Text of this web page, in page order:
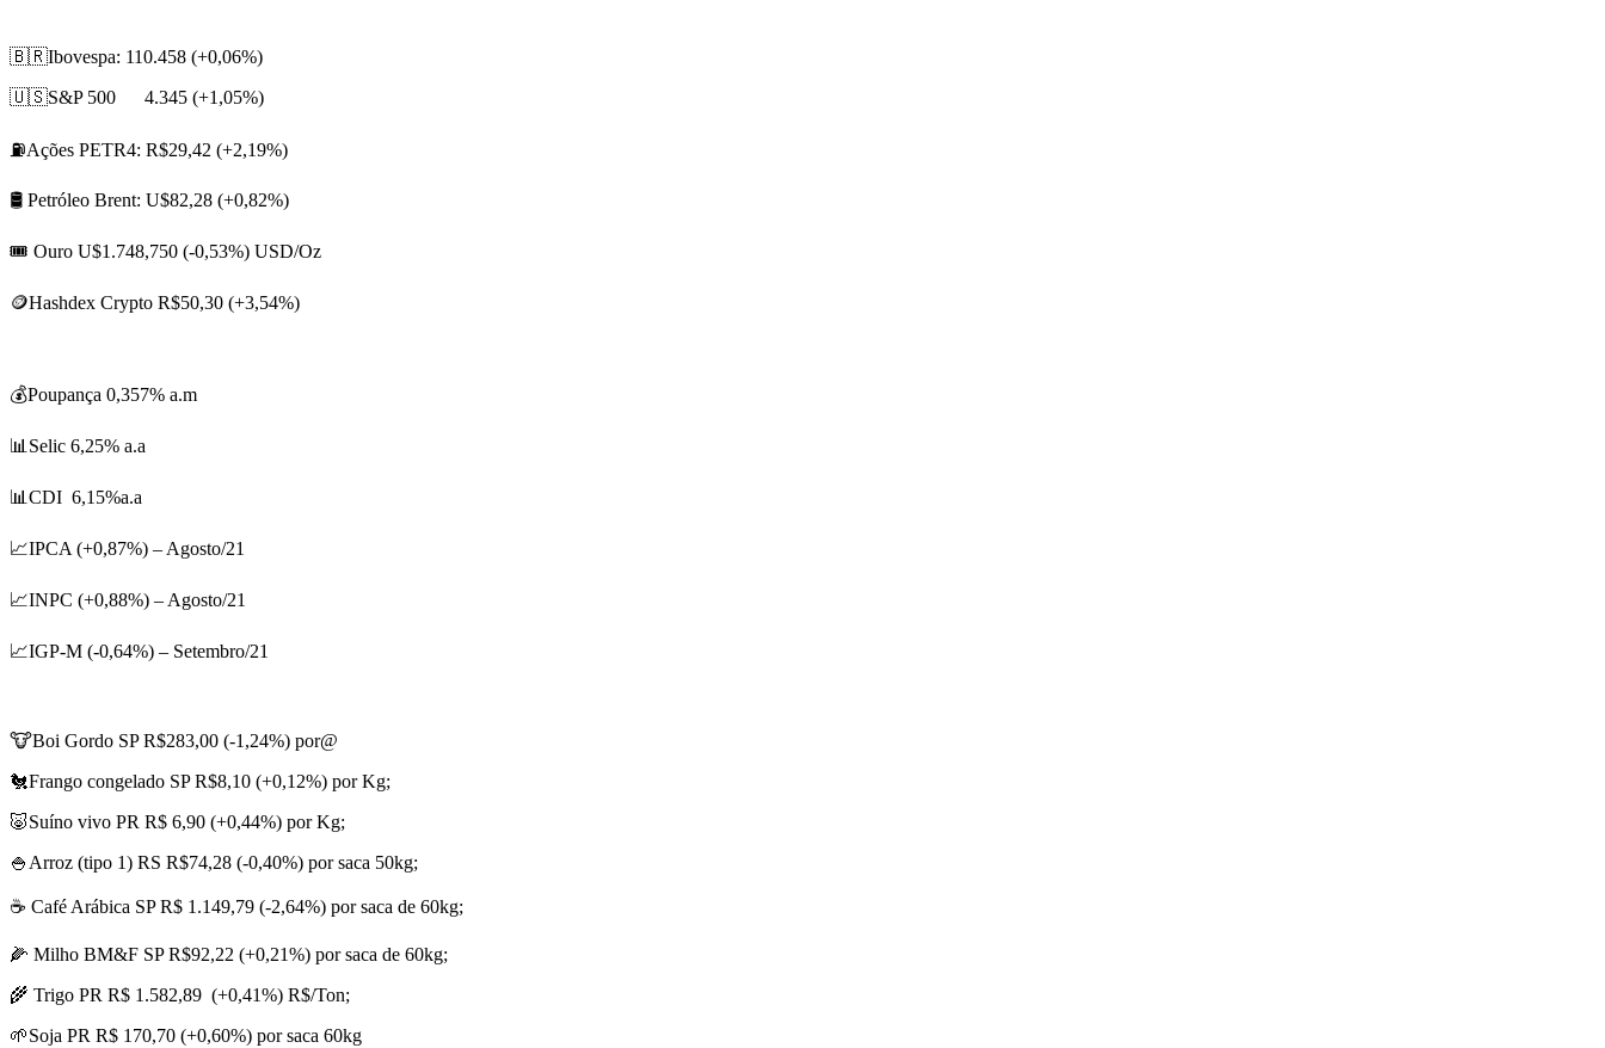
🇧🇷Ibovespa: 110.458 (+0,06%)
🇺🇸S&P 500 4.345 (+1,05%)
⛽Ações PETR4: R$29,42 (+2,19%)
🛢️ Petróleo Brent: U$82,28 (+0,82%)
🎟️ Ouro U$1.748,750 (-0,53%) USD/Oz
🪙Hashdex Crypto R$50,30 (+3,54%)
💰Poupança 0,357% a.m
📊Selic 6,25% a.a
📊CDI 6,15%a.a
📈IPCA (+0,87%) – Agosto/21
📈INPC (+0,88%) – Agosto/21
📈IGP-M (-0,64%) – Setembro/21
🐮Boi Gordo SP R$283,00 (-1,24%) por@
🐔Frango congelado SP R$8,10 (+0,12%) por Kg;
🐷Suíno vivo PR R$ 6,90 (+0,44%) por Kg;
🍚Arroz (tipo 1) RS R$74,28 (-0,40%) por saca 50kg;
☕ Café Arábica SP R$ 1.149,79 (-2,64%) por saca de 60kg;
🌽 Milho BM&F SP R$92,22 (+0,21%) por saca de 60kg;
🌾 Trigo PR R$ 1.582,89 (+0,41%) R$/Ton;
🌱Soja PR R$ 170,70 (+0,60%) por saca 60kg